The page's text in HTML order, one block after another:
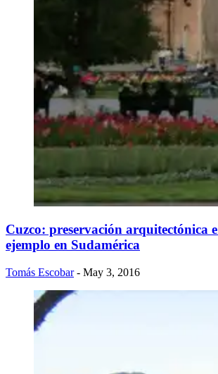
Cuzco: preservación arquitectónica
ejemplo en Sudamérica
Tomás Escobar - May 3, 2016